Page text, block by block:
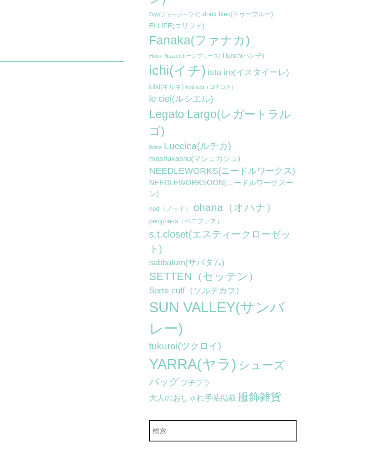
Dgy(ディージーワイ) doux bleu(ドゥーブルー)
ELLIFE(エリフェ)
Fanaka(ファナカ)
Horn Please(ホーンプリーズ) Hunch(ハンチ)
ichi(イチ) ista ire(イスタイーレ)
kilki(キルキ) koti koti（コチコチ）
le ciel(ルシエル)
Legato Largo(レガートラル
ゴ)
lilnina Luccica(ルチカ)
mashukashu(マシュカシュ)
NEEDLEWORKS(ニードルワークス)
NEEDLEWORKSOON(ニードルワークスー
ン)
nod（ノッド） ohana（オハナ）
peniphass（ペニファス）
s.t.closet(エスティークローゼッ
ト)
sabbatum(サバタム)
SETTEN（セッテン）
Sorte cuff（ソルテカフ）
SUN VALLEY(サンバ
レー)
tukuroi(ツクロイ)
YARRA(ヤラ) シューズ
バッグ プチプラ
大人のおしゃれ手帖掲載 服飾雑貨